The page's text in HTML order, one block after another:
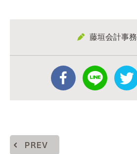
藤垣会計事
PREV